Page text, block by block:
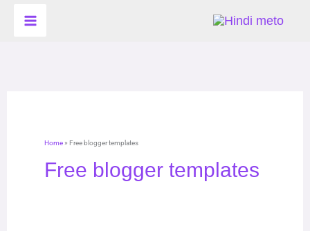
Home» Free blogger templates
Free blogger templates